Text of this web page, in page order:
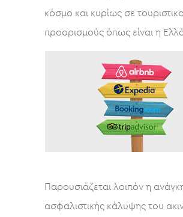
κόσμο και κυρίως σε
προορισμούς όπως είναι η
Παρουσιάζεται λοιπόν η
ασφαλιστικής κάλυψης του